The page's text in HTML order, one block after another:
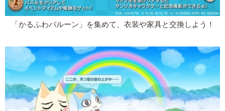
「かるふわバルーン」を集めて、衣装や家具と交換しよう！